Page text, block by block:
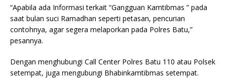
“Apabila ada Informasi terkait “Gangguan Kamtibmas ” pada
saat bulan suci Ramadhan seperti petasan, pencurian
contohnya, agar segera melaporkan pada Polres Batu,”
pesannya.
Dengan menghubungi Call Center Polres Batu 110 atau Polsek
setempat, juga mengubungi Bhabinkamtibmas setempat.